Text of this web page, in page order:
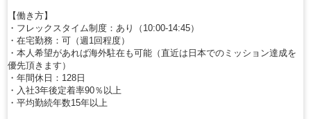
【働き方】
・フレックスタイム制度：あり（10:00-14:45）
・在宅勤務：可（週1回程度）
・本人希望があれば海外駐在も可能（直近は日本でのミッション達成を
優先頂きます）
・年間休日：128日
・入社3年後定着率90％以上
・平均勤続年数15年以上